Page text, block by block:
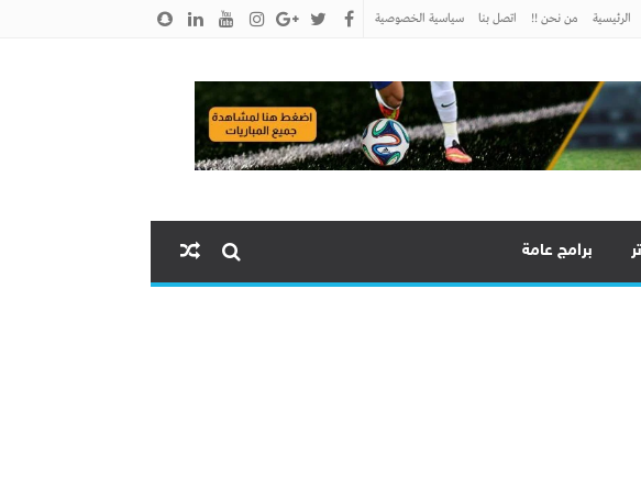
الرئيسية من نحن !! اتصل بنا سياسية الخصوصية
برامج عامة